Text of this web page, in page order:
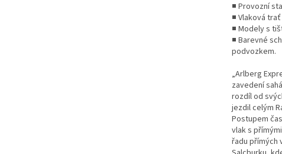
■ Provozní
■ Vlaková
■ Modely s
■ Barevné
podvozkem.
„Arlberg
zavedení
rozdíl od
jezdil celým
Postupem
vlak s
řadu přímých